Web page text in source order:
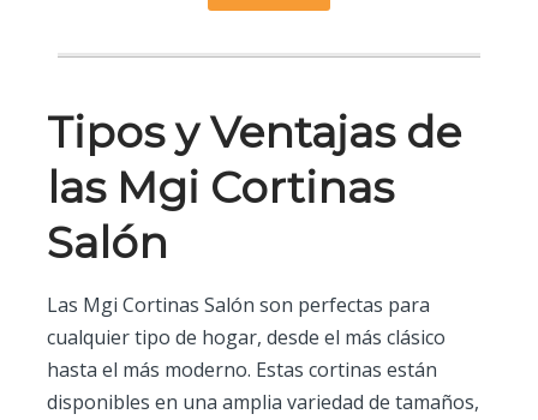
Tipos y Ventajas de
las Mgi Cortinas
Salón
Las Mgi Cortinas Salón son perfectas para
cualquier tipo de hogar, desde el más clásico
hasta el más moderno. Estas cortinas están
disponibles en una amplia variedad de tamaños,